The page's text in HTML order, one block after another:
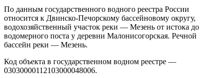
По данным государственного водного реестра России
относится к Двинско-Печорскому бассейновому округу,
водохозяйственный участок реки — Мезень от истока до
водомерного поста у деревни Малонисогорская. Речной
бассейн реки — Мезень.
Код объекта в государственном водном реестре —
03030000112103000048006.